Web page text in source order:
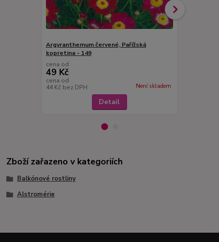
Argyranthemum červené, Pařížská
kopretina - 149
cena od
49 Kč
cena od
44 Kč bez DPH Není skladem
Detail
Zboží zařazeno v kategoriích
Balkónové rostliny
Alstromérie